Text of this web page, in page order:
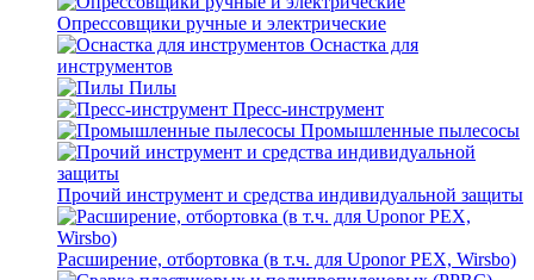
Опрессовщики ручные и электрические
Оснастка для
инструментов
Пилы
Пресс-инструмент
Промышленные пылесосы
Прочий инструмент и средства индивидуальной защиты
Расширение, отбортовка (в т.ч. для Uponor PEX, Wirsbo)